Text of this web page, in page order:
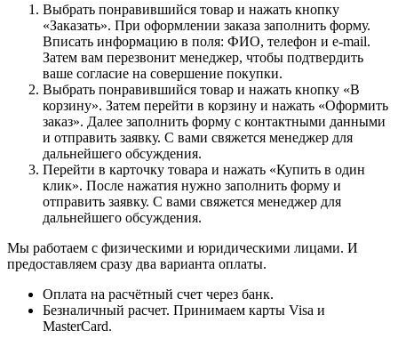
Выбрать понравившийся товар и нажать кнопку
«Заказать». При оформлении заказа заполнить форму.
Вписать информацию в поля: ФИО, телефон и e-mail.
Затем вам перезвонит менеджер, чтобы подтвердить
ваше согласие на совершение покупки.
Выбрать понравившийся товар и нажать кнопку «В
корзину». Затем перейти в корзину и нажать «Оформить
заказ». Далее заполнить форму с контактными данными
и отправить заявку. С вами свяжется менеджер для
дальнейшего обсуждения.
Перейти в карточку товара и нажать «Купить в один
клик». После нажатия нужно заполнить форму и
отправить заявку. С вами свяжется менеджер для
дальнейшего обсуждения.
Мы работаем с физическими и юридическими лицами. И
предоставляем сразу два варианта оплаты.
Оплата на расчётный счет через банк.
Безналичный расчет. Принимаем карты Visa и
MasterCard.